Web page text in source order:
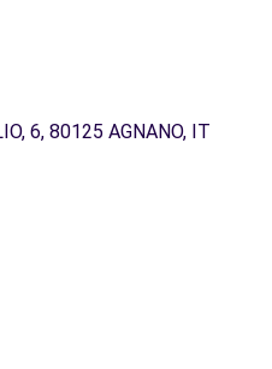
6, 80125 AGNANO, IT